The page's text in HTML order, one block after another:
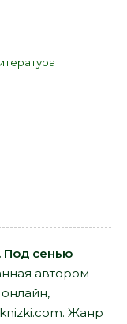
Под сенью
автором -
Жанр